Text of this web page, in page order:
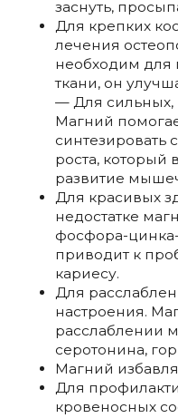
заснуть,
Для крепких
лечения
необходим для
ткани, он
— Для сильных,
Магний
синтезировать
роста, который
развитие
Для красивых
недостатке
фосфора-
приводит к
кариесу.
Для
настроения.
расслаблении
серотонина,
Магний
Для
кровеносных